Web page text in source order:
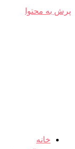
پرش به محتوا
خانه